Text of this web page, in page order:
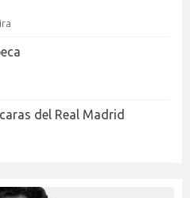
del Real Madrid